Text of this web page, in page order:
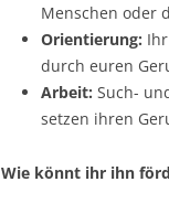
Menschen oder
Orientierung:
durch euren
Arbeit: Such-
setzen ihren
Wie könnt ihr ihn